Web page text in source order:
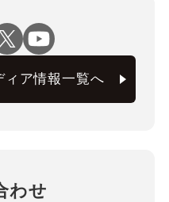
ィア情報一覧へ
わせ